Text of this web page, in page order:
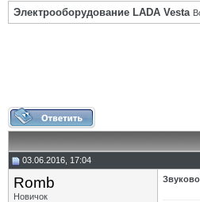
Электрооборудование LADA Vesta
03.06.2016, 17:04
Romb
Новичок